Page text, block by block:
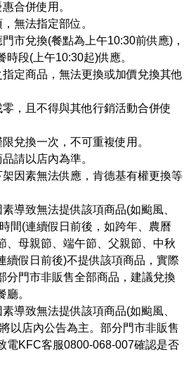
合併使用。
無法指定部位。
市兌換(餐點為上午10:30前供應)，
段(上午10:30起)供應。
定商品，無法更換或加價兌換其他
，且不得與其他行銷活動合併使
兌換一次，不可重複使用。
請以店內為準。
因素無法供應，肯德基有權更換等
導致無法提供該項商品(如颱風、
間(連續假日前後，如跨年、農曆
、母親節、端午節、父親節、中秋
續假日前後)不提供該項商品，實際
分門市非販售全部商品，建議兌換
。
導致無法提供該項商品(如颱風、
以店內公告為主。部分門市非販售
電KFC客服0800-068-007確認是否